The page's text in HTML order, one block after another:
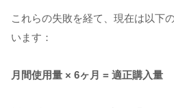
これらの失敗を経て、現在は以下
います：
月間使用量 × 6ヶ月 = 適正購入量